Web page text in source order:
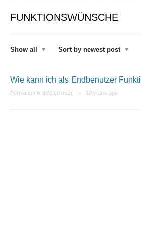
FUNKTIONSWÜNSCHE
Show all Sort by newest post
Wie kann ich als Endbenutzer
Permanently deleted user 10 years ago